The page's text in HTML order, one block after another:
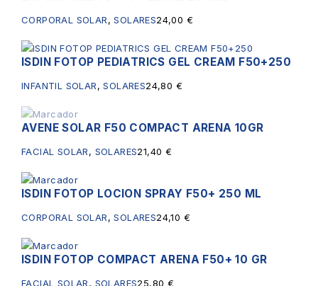
CORPORAL SOLAR,SOLARES24,00 €
ISDIN FOTOP PEDIATRICS GEL CREAM F50+250
INFANTIL SOLAR,SOLARES24,80 €
Sin existencias
AVENE SOLAR F50 COMPACT ARENA 10GR
FACIAL SOLAR, SOLARES21,40 €
ISDIN FOTOP LOCION SPRAY F50+ 250 ML
CORPORAL SOLAR,SOLARES24,10 €
ISDIN FOTOP COMPACT ARENA F50+ 10 GR
FACIAL SOLAR, SOLARES25,80 €